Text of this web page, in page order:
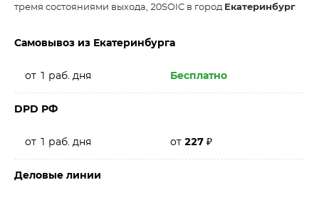
тремя состояниями выхода, 20SOIC в город Екатеринбург
Самовывоз из Екатеринбурга
от 1 раб. дня Бесплатно
DPD РФ
от 1 раб. дня от 227 ₽
Деловые линии